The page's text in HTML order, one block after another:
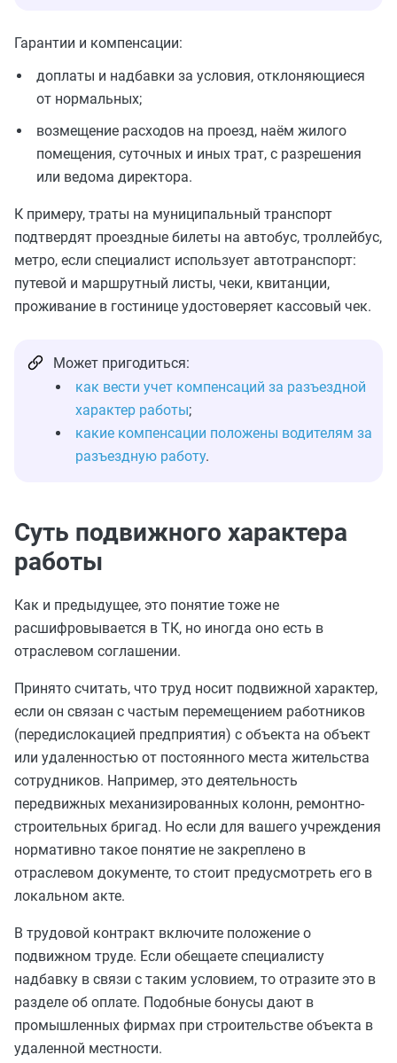
Гарантии и компенсации:
доплаты и надбавки за условия, отклоняющиеся
от нормальных;
возмещение расходов на проезд, наём жилого
помещения, суточных и иных трат, с разрешения
или ведома директора.
К примеру, траты на муниципальный транспорт
подтвердят проездные билеты на автобус, троллейбус,
метро, если специалист использует автотранспорт:
путевой и маршрутный листы, чеки, квитанции,
проживание в гостинице удостоверяет кассовый чек.
Может пригодиться:
как вести учет компенсаций за разъездной
характер работы;
какие компенсации положены водителям за
разъездную работу.
Суть подвижного характера
работы
Как и предыдущее, это понятие тоже не
расшифровывается в ТК, но иногда оно есть в
отраслевом соглашении.
Принято считать, что труд носит подвижной характер,
если он связан с частым перемещением работников
(передислокацией предприятия) с объекта на объект
или удаленностью от постоянного места жительства
сотрудников. Например, это деятельность
передвижных механизированных колонн, ремонтно-
строительных бригад. Но если для вашего учреждения
нормативно такое понятие не закреплено в
отраслевом документе, то стоит предусмотреть его в
локальном акте.
В трудовой контракт включите положение о
подвижном труде. Если обещаете специалисту
надбавку в связи с таким условием, то отразите это в
разделе об оплате. Подобные бонусы дают в
промышленных фирмах при строительстве объекта в
удаленной местности.